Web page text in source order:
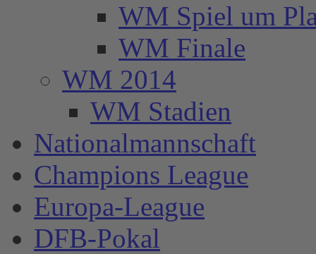
WM Spiel um
WM Finale
WM 2014
WM Stadien
Nationalmannschaft
Champions League
Europa-League
DFB-Pokal